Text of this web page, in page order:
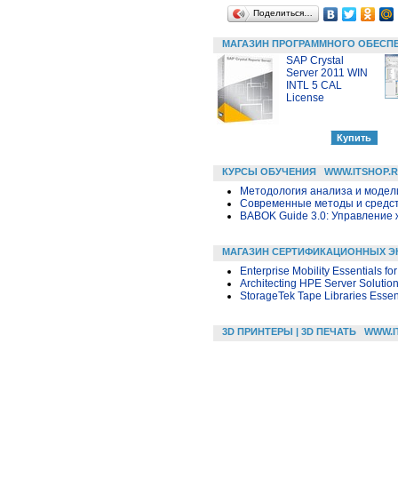
Поделиться…
МАГАЗИН ПРОГРАММНОГО
SAP Crystal
Server 2011 WIN
INTL 5 CAL
License
КУРСЫ ОБУЧЕНИЯ
Методология анализа и
Современные методы и
BABOK Guide 3.0:
МАГАЗИН СЕРТИФИКАЦИОННЫХ
Enterprise Mobility Essentials
Architecting HPE Server
StorageTek Tape Libraries
3D ПРИНТЕРЫ | 3D ПЕЧАТЬ